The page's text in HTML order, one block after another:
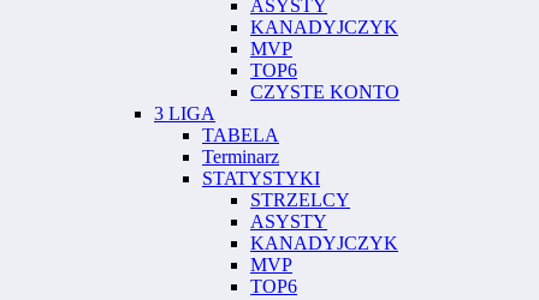
ASYSTY
KANADYJCZYK
MVP
TOP6
CZYSTE KONTO
3 LIGA
TABELA
Terminarz
STATYSTYKI
STRZELCY
ASYSTY
KANADYJCZYK
MVP
TOP6